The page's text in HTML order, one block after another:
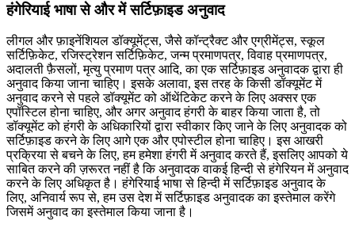
हंगेरियाई भाषा से और में सर्टिफ़ाइड अनुवाद
लीगल और फ़ाइनेंशियल डॉक्यूमेंट्स, जैसे कॉन्ट्रैक्ट और एग्रीमेंट्स, स्कूल
सर्टिफ़िकेट, रजिस्ट्रेशन सर्टिफ़िकेट, जन्म प्रमाणपत्र, विवाह प्रमाणपत्र,
अदालती फ़ैसलों, मृत्यु प्रमाण पत्र आदि, का एक सर्टिफ़ाइड अनुवादक द्वारा ही
अनुवाद किया जाना चाहिए। इसके अलावा, इस तरह के किसी डॉक्यूमेंट में
अनुवाद करने से पहले डॉक्यूमेंट को ऑथेंटिकेट करने के लिए अक्सर एक
एपॉस्टिल होना चाहिए, और अगर अनुवाद हंगरी के बाहर किया जाता है, तो
डॉक्यूमेंट को हंगरी के अधिकारियों द्वारा स्वीकार किए जाने के लिए अनुवादक को
सर्टिफ़ाइड करने के लिए आगे एक और एपोस्टील होना चाहिए। इस आखरी
प्रक्रिया से बचने के लिए, हम हमेशा हंगरी में अनुवाद करते हैं, इसलिए आपको ये
साबित करने की ज़रूरत नहीं है कि अनुवादक वाकई हिन्दी से हंगेरियन में अनुवाद
करने के लिए अधिकृत है। हंगेरियाई भाषा से हिन्दी में सर्टिफ़ाइड अनुवाद के
लिए, अनिवार्य रूप से, हम उस देश में सर्टिफ़ाइड अनुवादक का इस्तेमाल करेंगे
जिसमें अनुवाद का इस्तेमाल किया जाना है।